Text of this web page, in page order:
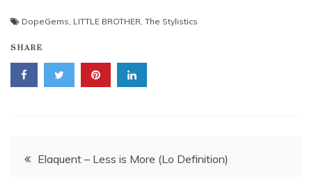
DopeGems, LITTLE BROTHER, The Stylistics
SHARE
Navigace
Elaquent – Less is More (Lo Definition)